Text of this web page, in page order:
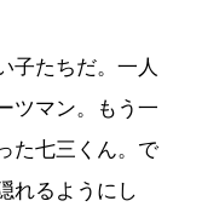
子たちだ。一人
ツマン。もう一
た七三くん。で
れるようにし